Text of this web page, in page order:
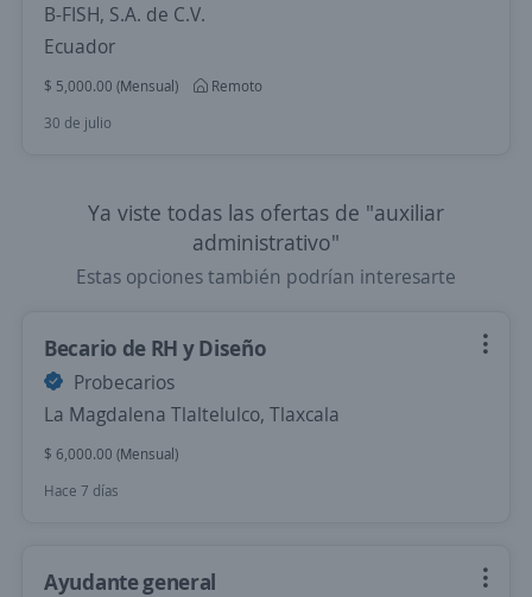
B-FISH, S.A. de C.V.
Ecuador
$ 5,000.00 (Mensual)
Remoto
30 de julio
Ya viste todas las ofertas de "auxiliar
administrativo"
Estas opciones también podrían interesarte
Becario de RH y Diseño
Probecarios
La Magdalena Tlaltelulco, Tlaxcala
$ 6,000.00 (Mensual)
Hace 7 días
Ayudante general